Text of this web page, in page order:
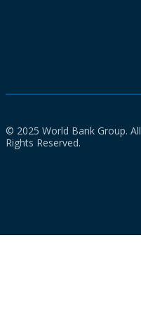
© 2025 World Bank Group. All
Rights Reserved.